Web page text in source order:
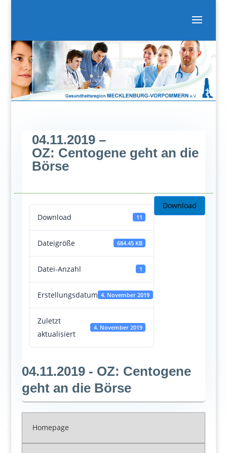
04.11.2019 –
OZ: Centogene geht an die
Börse
Download
Download
11
Dateigröße 684.45 KB
Datei-Anzahl 1
Erstellungsdatum 4. November 2019
Zuletzt
aktualisiert
4. November 2019
04.11.2019 - OZ: Centogene
geht an die Börse
Homepage